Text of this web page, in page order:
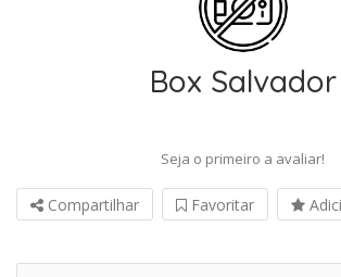
Box Salvador
Seja o primeiro a avaliar!
Compartilhar Favoritar